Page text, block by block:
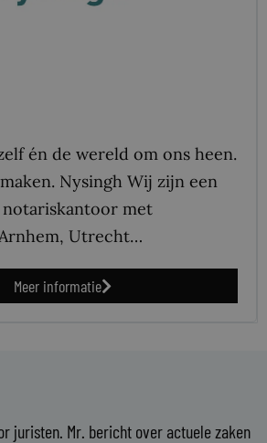
én de wereld om ons heen.
Nysingh Wij zijn een
met
Utrecht…
Meer informatie
juristen. Mr. bericht over actuele zaken